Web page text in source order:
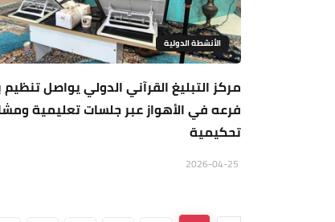
الأنشطة الدولية
مركز التبليغ القرآني الدولي يواصل تنظيم
فرعه في الأهواز عبر جلسات تعليمية
تحكيمية